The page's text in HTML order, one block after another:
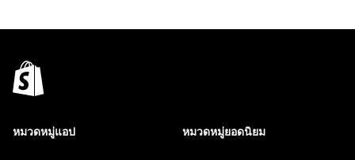
หมวดหมู่แอป หมวดหมู่ยอดนิยม